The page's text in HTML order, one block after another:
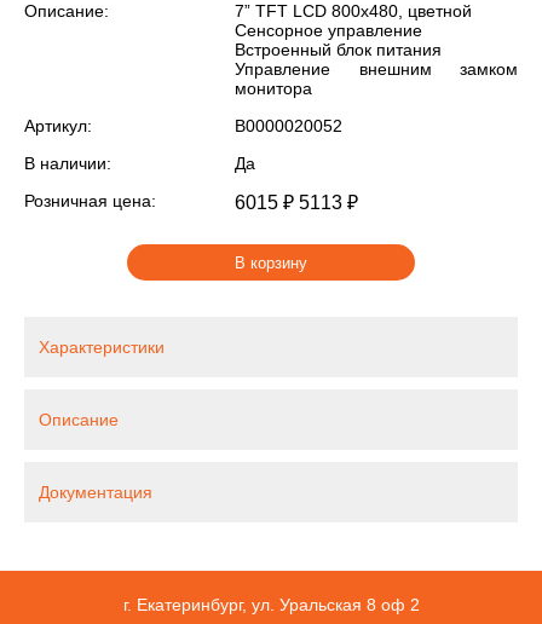
Описание:
7” TFT LCD 800х480, цветной
Сенсорное управление
Встроенный блок питания
Управление внешним замком
монитора
Артикул:
В0000020052
В наличии:
Да
Розничная цена:
6015 ₽ 5113 ₽
В корзину
Характеристики
Описание
Документация
г. Екатеринбург, ул. Уральская 8 оф 2